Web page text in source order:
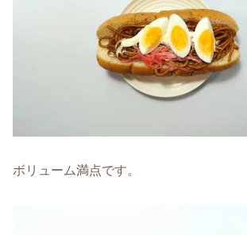
ボリューム満点です。